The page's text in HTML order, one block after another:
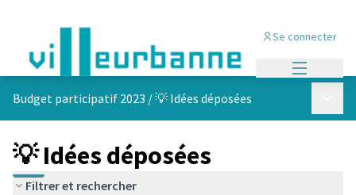
Se connecter
Budget participatif 2023 /💡 Idées déposées
💡 Idées déposées
Filtrer et rechercher